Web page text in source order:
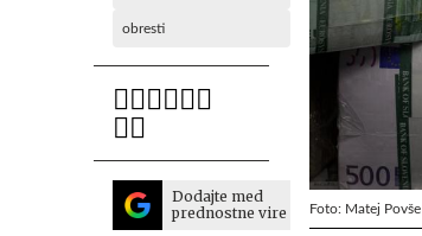
obresti
Dodajte med
prednostne vire
Foto: Matej Povše